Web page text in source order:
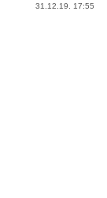
31.12.19. 17:55